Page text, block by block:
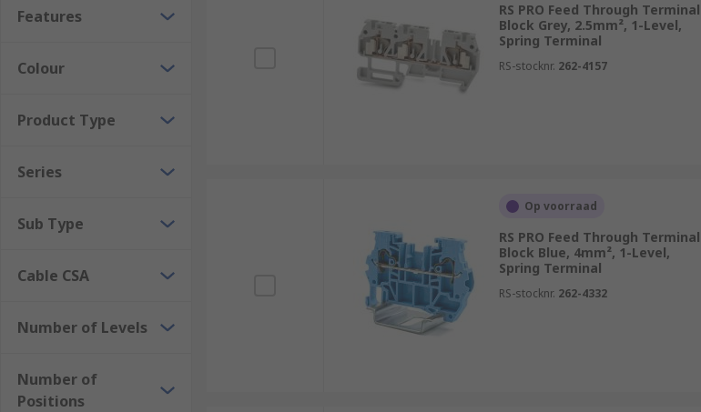
Features
Colour
Product Type
Series
Sub Type
Cable CSA
Number of Levels
Number of
Positions
RS PRO Feed Through Terminal
Block Grey, 2.5mm², 1-Level,
Spring Terminal
RS-stocknr. 262-4157
Op voorraad
RS PRO Feed Through Terminal
Block Blue, 4mm², 1-Level,
Spring Terminal
RS-stocknr. 262-4332